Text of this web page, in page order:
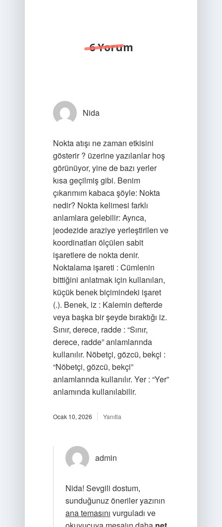
6 Yorum
Nida
Nokta atışı ne zaman etkisini
gösterir ? üzerine yazılanlar hoş
görünüyor, yine de bazı yerler
kısa geçilmiş gibi. Benim
çıkarımım kabaca şöyle: Nokta
nedir? Nokta kelimesi farklı
anlamlara gelebilir: Ayrıca,
jeodezide araziye yerleştirilen ve
koordinatları ölçülen sabit
işaretlere de nokta denir.
Noktalama işareti : Cümlenin
bittiğini anlatmak için kullanılan,
küçük benek biçimindeki işaret
(.). Benek, iz : Kalemin defterde
veya başka bir şeyde bıraktığı iz.
Sınır, derece, radde : “Sınır,
derece, radde” anlamlarında
kullanılır. Nöbetçi, gözcü, bekçi :
“Nöbetçi, gözcü, bekçi”
anlamlarında kullanılır. Yer : “Yer”
anlamında kullanılabilir.
Ocak 10, 2026 Yanıtla
admin
Nida! Sevgili dostum,
sunduğunuz öneriler yazının
ana temasını vurguladı ve